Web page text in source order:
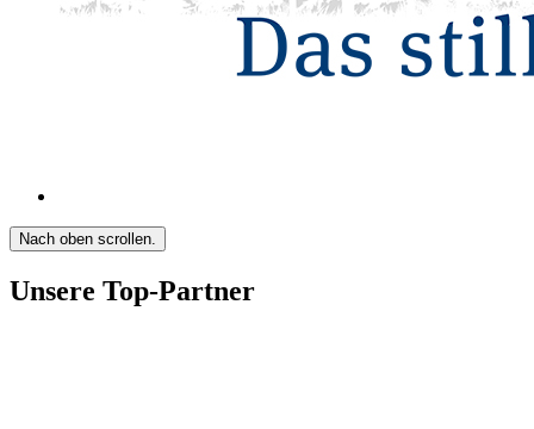
Nach oben scrollen.
Unsere Top-Partner